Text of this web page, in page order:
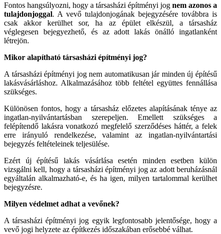
Fontos hangsúlyozni, hogy a társasházi építményi jog nem azonos a
tulajdonjoggal. A vevő tulajdonjogának bejegyzésére továbbra is
csak akkor kerülhet sor, ha az épület elkészül, a társasház
véglegesen bejegyezhető, és az adott lakás önálló ingatlanként
létrejön.
Mikor alapítható társasházi építményi jog?
A társasházi építményi jog nem automatikusan jár minden új építésű
lakásvásárláshoz. Alkalmazásához több feltétel együttes fennállása
szükséges.
Különösen fontos, hogy a társasház előzetes alapításának ténye az
ingatlan-nyilvántartásban szerepeljen. Emellett szükséges a
felépítendő lakásra vonatkozó megfelelő szerződéses háttér, a felek
erre irányuló rendelkezése, valamint az ingatlan-nyilvántartási
bejegyzés feltételeinek teljesülése.
Ezért új építésű lakás vásárlása esetén minden esetben külön
vizsgálni kell, hogy a társasházi építményi jog az adott beruházásnál
egyáltalán alkalmazható-e, és ha igen, milyen tartalommal kerülhet
bejegyzésre.
Milyen védelmet adhat a vevőnek?
A társasházi építményi jog egyik legfontosabb jelentősége, hogy a
vevő jogi helyzete az építkezés időszakában erősebbé válhat.